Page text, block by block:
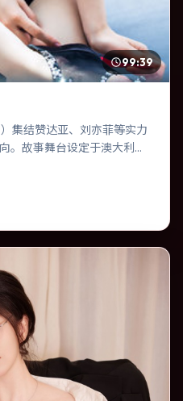
99:39
集结赞达亚、刘亦菲等实力
。故事舞台设定于澳大利
反应；配乐与色彩高度服务